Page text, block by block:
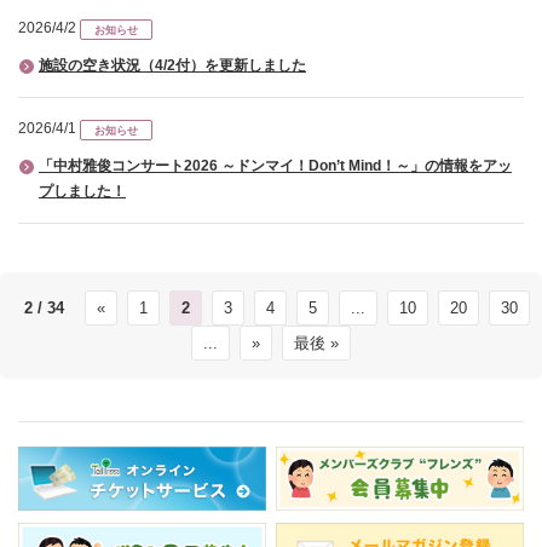
2026/4/2 お知らせ
施設の空き状況（4/2付）を更新しました
2026/4/1 お知らせ
「中村雅俊コンサート2026 ～ドンマイ！Don’t Mind！～」の情報をアッ
プしました！
2 / 34 « 1 2 3 4 5 ... 10 20
30
...
» 最後 »